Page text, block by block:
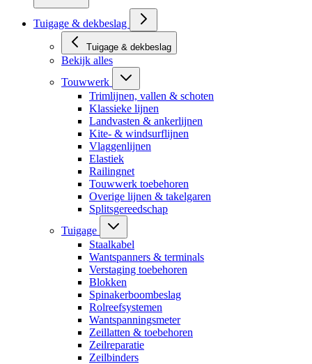
Tuigage & dekbeslag
Tuigage & dekbeslag
Bekijk alles
Touwwerk
Trimlijnen, vallen & schoten
Klassieke lijnen
Landvasten & ankerlijnen
Kite- & windsurflijnen
Vlaggenlijnen
Elastiek
Railingnet
Touwwerk toebehoren
Overige lijnen & takelgaren
Splitsgereedschap
Tuigage
Staalkabel
Wantspanners & terminals
Verstaging toebehoren
Blokken
Spinakerboombeslag
Rolreefsystemen
Wantspanningsmeter
Zeillatten & toebehoren
Zeilreparatie
Zeilbinders